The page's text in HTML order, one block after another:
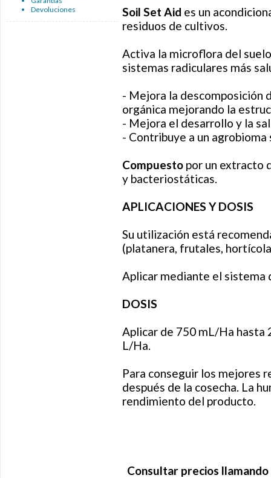
Devoluciones
Soil Set Aid es un
residuos de cultivos.
Activa la microflora del
sistemas radiculares más
- Mejora la descomposición
orgánica mejorando la
- Mejora el desarrollo y la
- Contribuye a un
Compuesto por un extracto
y bacteriostáticas.
APLICACIONES Y DOSIS
Su utilización está
(platanera, frutales,
Aplicar mediante el sistema
DOSIS
Aplicar de 750 mL/Ha hasta
L/Ha.
Para conseguir los mejores
después de la cosecha. La
rendimiento del producto.
Consultar precios